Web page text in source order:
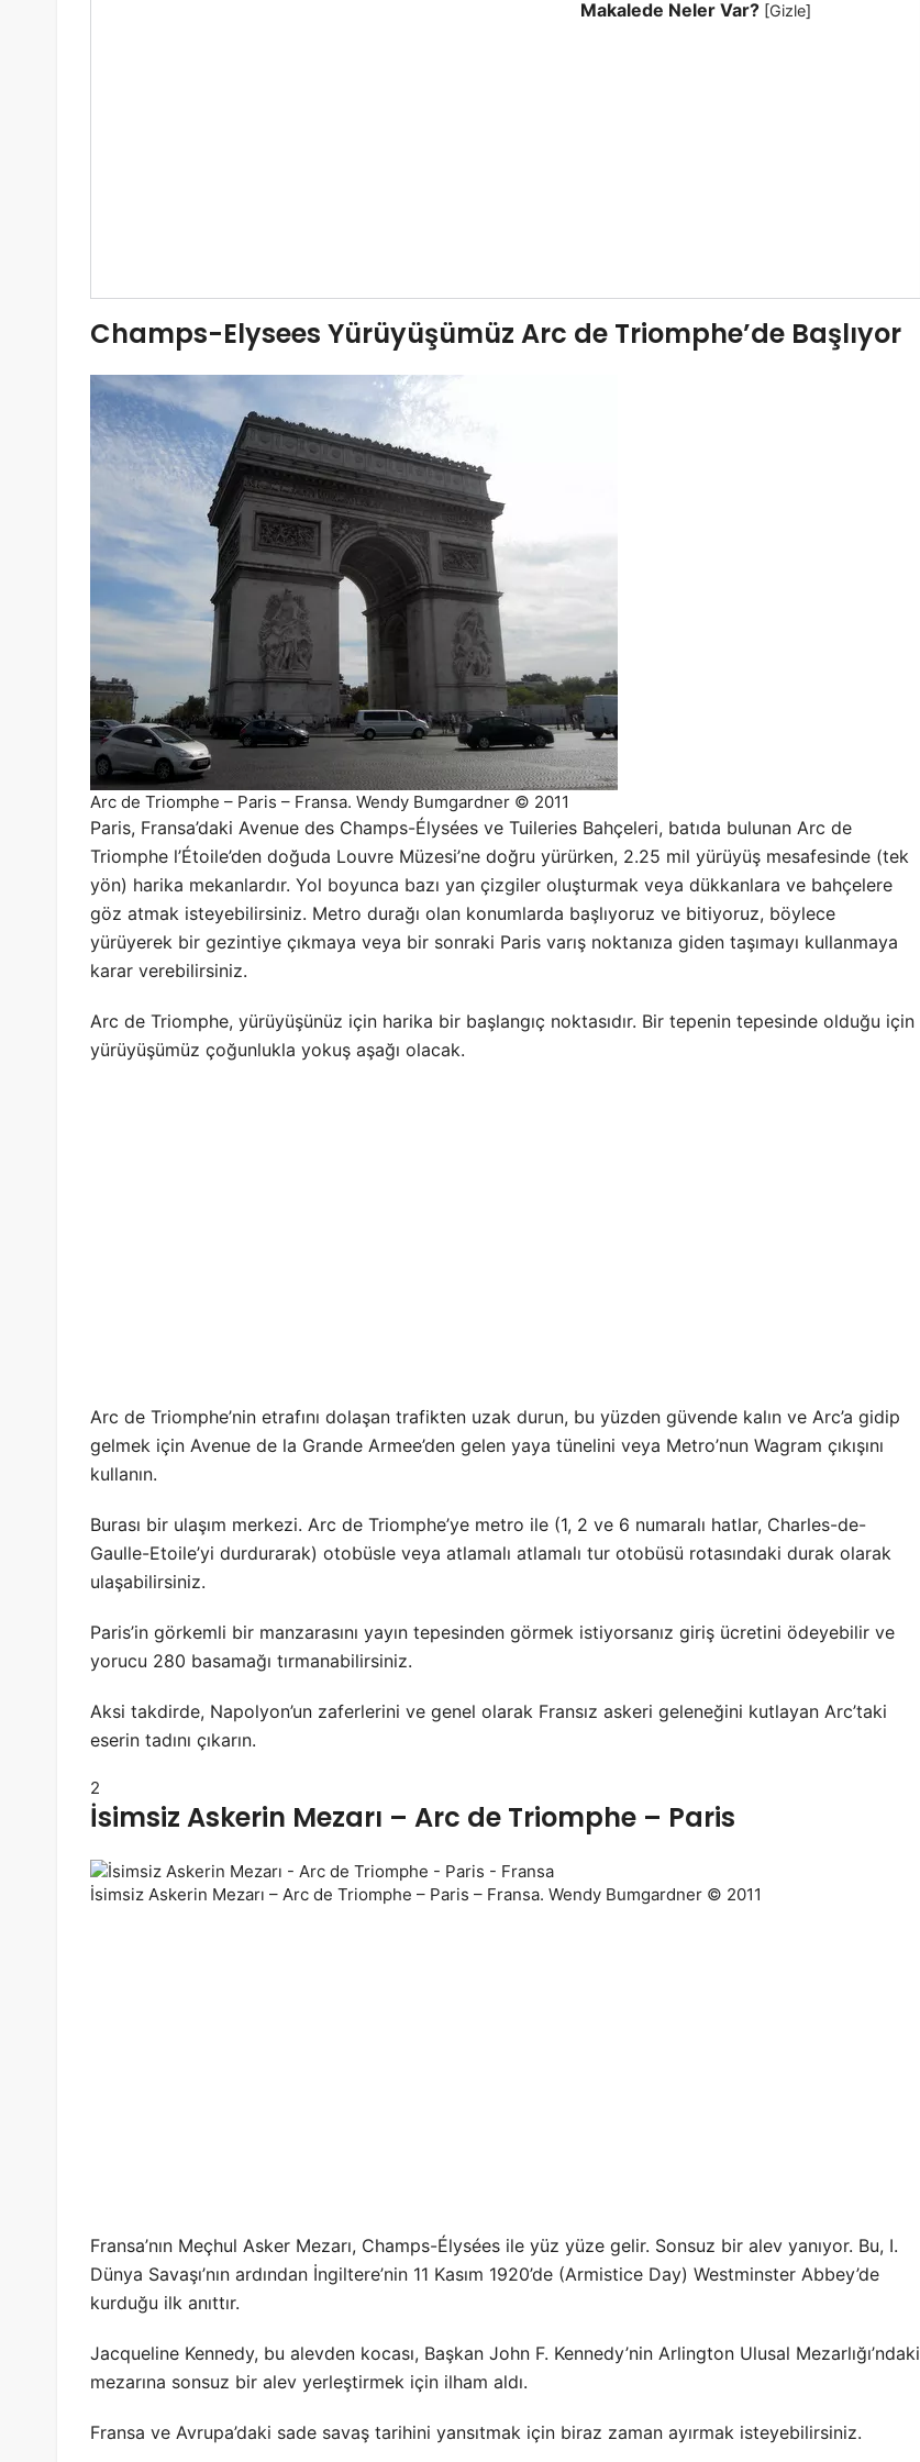
Makalede Neler Var? [Gizle]
Champs-Elysees Yürüyüşümüz Arc de Triomphe’de Başlıyor
Arc de Triomphe – Paris – Fransa. Wendy Bumgardner © 2011
Paris, Fransa’daki Avenue des Champs-Élysées ve Tuileries Bahçeleri, batıda bulunan Arc de
Triomphe l’Étoile’den doğuda Louvre Müzesi’ne doğru yürürken, 2.25 mil yürüyüş mesafesinde (tek
yön) harika mekanlardır. Yol boyunca bazı yan çizgiler oluşturmak veya dükkanlara ve bahçelere
göz atmak isteyebilirsiniz. Metro durağı olan konumlarda başlıyoruz ve bitiyoruz, böylece
yürüyerek bir gezintiye çıkmaya veya bir sonraki Paris varış noktanıza giden taşımayı kullanmaya
karar verebilirsiniz.
Arc de Triomphe, yürüyüşünüz için harika bir başlangıç noktasıdır. Bir tepenin tepesinde olduğu için
yürüyüşümüz çoğunlukla yokuş aşağı olacak.
Arc de Triomphe’nin etrafını dolaşan trafikten uzak durun, bu yüzden güvende kalın ve Arc’a gidip
gelmek için Avenue de la Grande Armee’den gelen yaya tünelini veya Metro’nun Wagram çıkışını
kullanın.
Burası bir ulaşım merkezi. Arc de Triomphe’ye metro ile (1, 2 ve 6 numaralı hatlar, Charles-de-
Gaulle-Etoile’yi durdurarak) otobüsle veya atlamalı atlamalı tur otobüsü rotasındaki durak olarak
ulaşabilirsiniz.
Paris’in görkemli bir manzarasını yayın tepesinden görmek istiyorsanız giriş ücretini ödeyebilir ve
yorucu 280 basamağı tırmanabilirsiniz.
Aksi takdirde, Napolyon’un zaferlerini ve genel olarak Fransız askeri geleneğini kutlayan Arc’taki
eserin tadını çıkarın.
2
İsimsiz Askerin Mezarı – Arc de Triomphe – Paris
İsimsiz Askerin Mezarı – Arc de Triomphe – Paris – Fransa. Wendy Bumgardner © 2011
Fransa’nın Meçhul Asker Mezarı, Champs-Élysées ile yüz yüze gelir. Sonsuz bir alev yanıyor. Bu, I.
Dünya Savaşı’nın ardından İngiltere’nin 11 Kasım 1920’de (Armistice Day) Westminster Abbey’de
kurduğu ilk anıttır.
Jacqueline Kennedy, bu alevden kocası, Başkan John F. Kennedy’nin Arlington Ulusal Mezarlığı’ndaki
mezarına sonsuz bir alev yerleştirmek için ilham aldı.
Fransa ve Avrupa’daki sade savaş tarihini yansıtmak için biraz zaman ayırmak isteyebilirsiniz.